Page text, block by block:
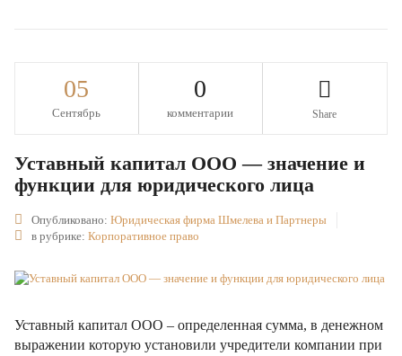
05
Сентябрь
0
комментарии Share
Уставный капитал ООО — значение и
функции для юридического лица
Опубликовано: Юридическая фирма Шмелева и Партнеры
в рубрике: Корпоративное право
Уставный капитал ООО – определенная сумма, в денежном
выражении которую установили учредители компании при